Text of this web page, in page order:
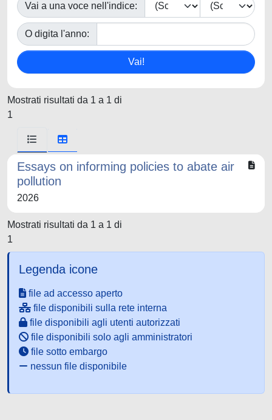
Vai a una voce nell'indice:
O digita l'anno:
Mostrati risultati da 1 a 1 di
1
Essays on informing policies to abate air
pollution
2026
Mostrati risultati da 1 a 1 di
1
Legenda icone
file ad accesso aperto
file disponibili sulla rete interna
file disponibili agli utenti autorizzati
file disponibili solo agli amministratori
file sotto embargo
nessun file disponibile